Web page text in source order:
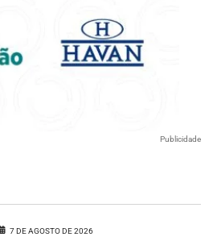
Publicidade
7 DE AGOSTO DE 2026